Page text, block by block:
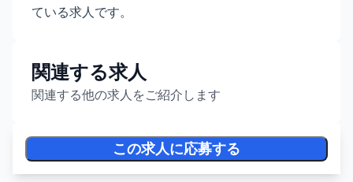
ている求人です。
関連する求人
関連する他の求人をご紹介します
この求人に応募する